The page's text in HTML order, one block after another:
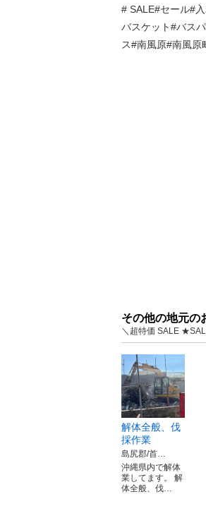
# SALE#セール#
バスケット#バス
ス#南風原#南風原
その他の地元の
＼超特価 SALE
解体全般、伐
採作業
島尻郡/首…
沖縄県内で解体
業してます。 解
体全般、伐…